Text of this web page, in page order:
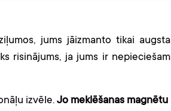
jums jāizmanto tikai
risinājums, ja jums ir
izvēle. Jo meklēšanas magnētu